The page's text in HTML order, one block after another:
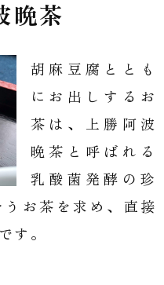
晩茶
胡麻豆腐ととも
にお出しするお
茶は、上勝阿波
晩茶と呼ばれる
乳酸菌発酵の珍
お茶を求め、直接
す。